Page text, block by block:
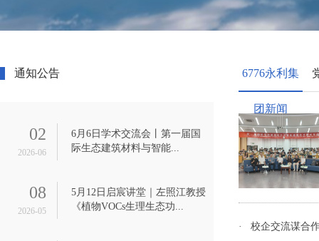
通知公告
02
2026-06
6月6日学术交流会丨第一届国
际生态建筑材料与智能...
08
2026-05
5月12日启宸讲堂｜左照江教授
《植物VOCs生理生态功...
6776永利集
团新闻
· 校企交流谋合